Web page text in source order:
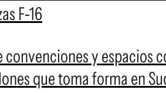
F-16
convenciones y espacios
que toma forma en